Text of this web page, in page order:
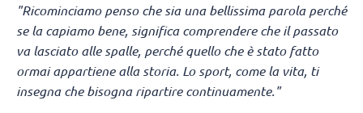
"Ricominciamo penso che sia una bellissima parola perché
se la capiamo bene, significa comprendere che il passato
va lasciato alle spalle, perché quello che è stato fatto
ormai appartiene alla storia. Lo sport, come la vita, ti
insegna che bisogna ripartire continuamente."